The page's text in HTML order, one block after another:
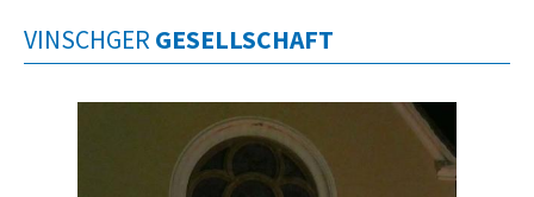
VINSCHGER GESELLSCHAFT